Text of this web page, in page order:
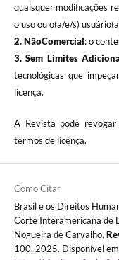
quaisquer modificações
o uso ou o(a/e/s)
2. NãoComercial: o
3.Sem Limites
tecnológicas que
licença.
A Revista pode
termos de licença.
Como Citar
Brasil e os Direitos
Corte Interamericana de
Nogueira de Carvalho.
100, 2025. Disponível